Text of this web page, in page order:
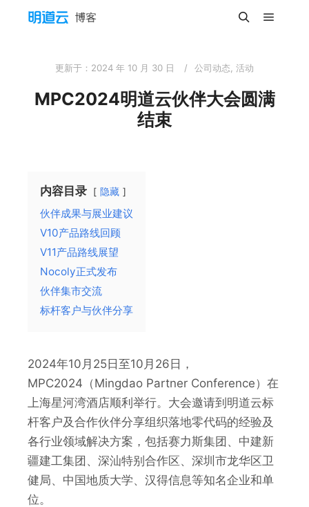
更新于： 2024 年 10 月 30 日 公司动态 活动
MPC2024明道云伙伴大会圆满
结束
内容目录 隐藏
伙伴成果与展业建议
V10产品路线回顾
V11产品路线展望
Nocoly正式发布
伙伴集市交流
标杆客户与伙伴分享
2024年10月25日至10月26日，
MPC2024（Mingdao Partner Conference）在
上海星河湾酒店顺利举行。大会邀请到明道云标
杆客户及合作伙伴分享组织落地零代码的经验及
各行业领域解决方案，包括赛力斯集团、中建新
疆建工集团、深汕特别合作区、深圳市龙华区卫
健局、中国地质大学、汉得信息等知名企业和单
位。